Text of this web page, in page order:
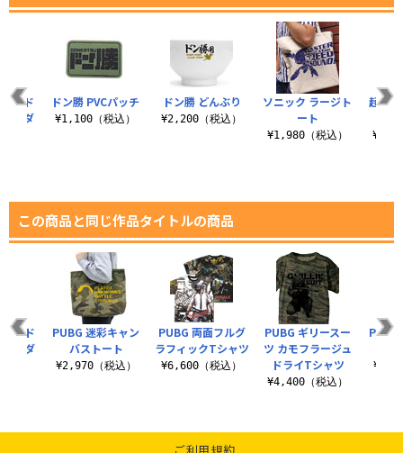
ドン勝 どんぶり
¥2,200（税込）
ソニック ラージト
ート
¥1,980（税込）
起動
ー ド
ンダ
ドン勝 PVCパッチ
¥1,100（税込）
この商品と同じ作品タイトルの商品
PUBG 両面フルグ
ラフィックTシャツ
¥6,600（税込）
PUBG ギリースー
ツ カモフラージュ
ドライTシャツ
¥4,400（税込）
PUBG
ー ド
ンダ
PUBG 迷彩キャン
バストート
¥2,970（税込）